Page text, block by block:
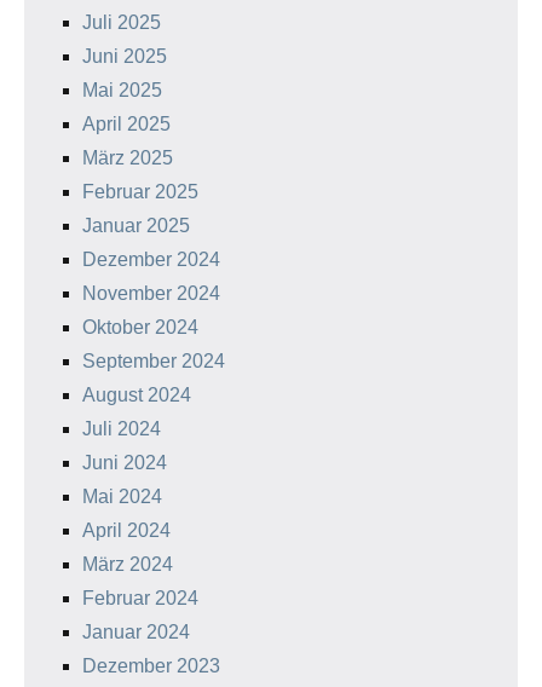
Juli 2025
Juni 2025
Mai 2025
April 2025
März 2025
Februar 2025
Januar 2025
Dezember 2024
November 2024
Oktober 2024
September 2024
August 2024
Juli 2024
Juni 2024
Mai 2024
April 2024
März 2024
Februar 2024
Januar 2024
Dezember 2023